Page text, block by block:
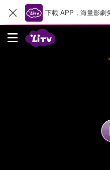
下載 APP，海量影劇